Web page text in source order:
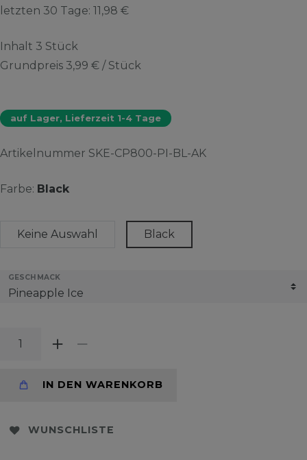
letzten 30 Tage: 11,98 €
Inhalt 3 Stück
Grundpreis 3,99 € / Stück
auf Lager, Lieferzeit 1-4 Tage
Artikelnummer SKE-CP800-PI-BL-AK
Farbe: Black
Keine Auswahl Black
GESCHMACK
IN DEN WARENKORB
WUNSCHLISTE